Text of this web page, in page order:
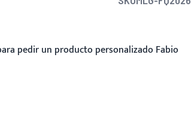
pedir un producto personalizado Fabio